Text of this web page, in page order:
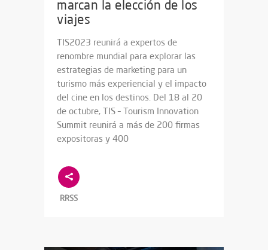
marcan la elección de los
viajes
TIS2023 reunirá a expertos de
renombre mundial para explorar las
estrategias de marketing para un
turismo más experiencial y el impacto
del cine en los destinos. Del 18 al 20
de octubre, TIS – Tourism Innovation
Summit reunirá a más de 200 firmas
expositoras y 400
RRSS